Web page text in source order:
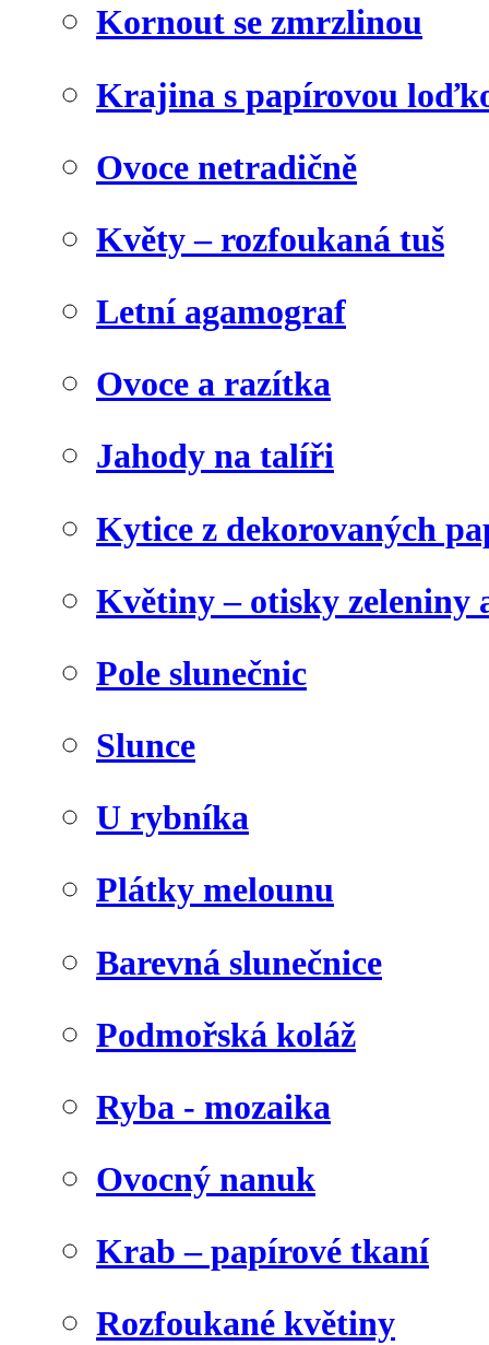
Kornout se zmrzlinou
Krajina s papírovou
Ovoce netradičně
Květy – rozfoukaná tuš
Letní agamograf
Ovoce a razítka
Jahody na talíři
Kytice z dekorovaných
Květiny – otisky zeleniny
Pole slunečnic
Slunce
U rybníka
Plátky melounu
Barevná slunečnice
Podmořská koláž
Ryba - mozaika
Ovocný nanuk
Krab – papírové tkaní
Rozfoukané květiny